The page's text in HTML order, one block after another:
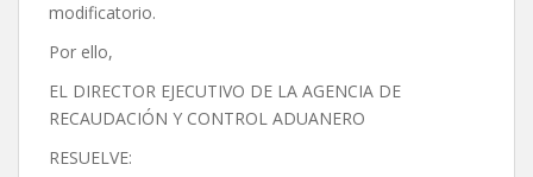
modificatorio.
Por ello,
EL DIRECTOR EJECUTIVO DE LA AGENCIA DE
RECAUDACIÓN Y CONTROL ADUANERO
RESUELVE: